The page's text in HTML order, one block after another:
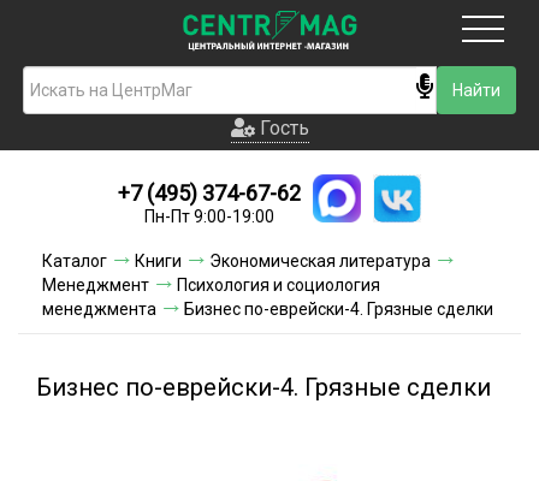
Гость
Новинки
Условия доставки
Условия оплаты
Гость
+7 (495) 374-67-62
Пн-Пт 9:00-19:00
Каталог Книги
Экономическая литература
Менеджмент
Психология и социология
менеджмента
Бизнес по-еврейски-4. Грязные сделки
Бизнес по-еврейски-4. Грязные сделки